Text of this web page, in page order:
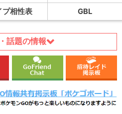
プ相性表 GBL
話題の情報